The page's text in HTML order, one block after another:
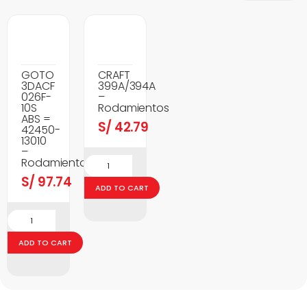
GOTO
3DACF
026F-
10S
ABS =
42450-
13010
–
Rodamientos
S/ 97.74
ADD TO CART
CRAFT
399A/394A
–
Rodamientos
S/ 42.79
ADD TO CART